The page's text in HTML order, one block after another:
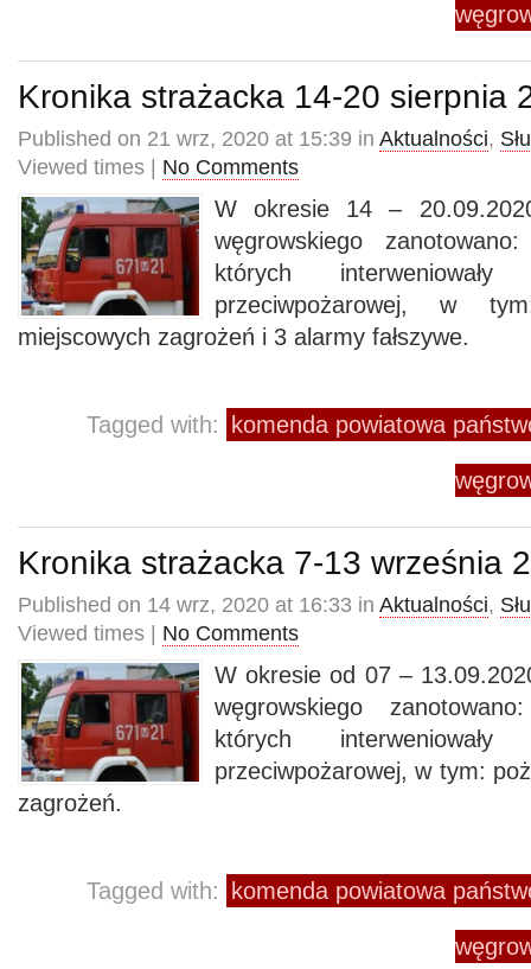
Kronika strażacka 14-20 sierpnia
Published on 21 wrz, 2020 at 15:39 in Aktualności,
Viewed times | No Comments
W okresie 14 –
węgrowskiego
których
przeciwpożarowej, w
miejscowych zagrożeń i 3 alarmy fałszywe.
Tagged with: komenda powiatowa
Kronika strażacka 7-13 września
Published on 14 wrz, 2020 at 16:33 in Aktualności,
Viewed times | No Comments
W okresie od 07 –
węgrowskiego
których
przeciwpożarowej, w tym:
zagrożeń.
Tagged with: komenda powiatowa